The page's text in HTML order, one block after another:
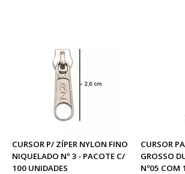
CURSOR P/ ZÍPER NYLON FINO
NIQUELADO Nº 3 - PACOTE C/
100 UNIDADES
CURSOR
GROSSO
Nº05 COM